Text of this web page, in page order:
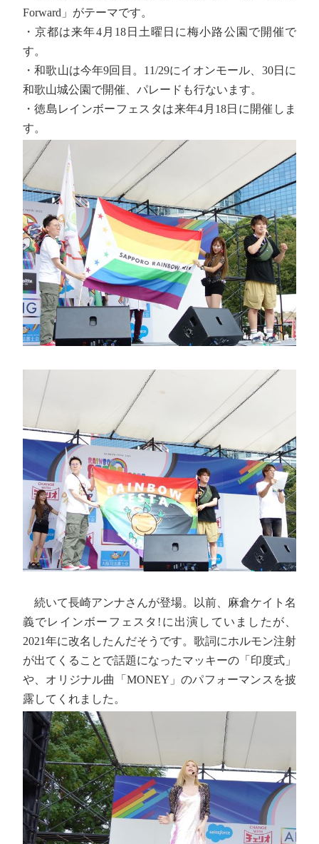
Forward」がテーマです。
・京都は来年4月18日土曜日に梅小路公園で開催で
す。
・和歌山は今年9回目。11/29にイオンモール、30日に
和歌山城公園で開催、パレードも行ないます。
・徳島レインボーフェスタは来年4月18日に開催しま
す。
続いて長崎アンナさんが登場。以前、麻倉ケイト名
義でレインボーフェスタ!に出演していましたが、
2021年に改名したんだそうです。歌詞にホルモン注射
が出てくることで話題になったマッキーの「印度式」
や、オリジナル曲「MONEY」のパフォーマンスを披
露してくれました。